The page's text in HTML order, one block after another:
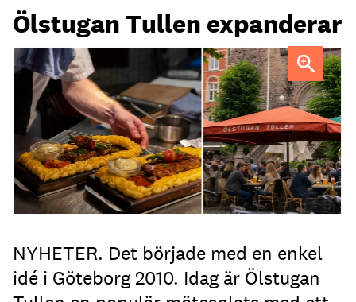
Ölstugan Tullen expanderar
NYHETER. Det började med en enkel
idé i Göteborg 2010. Idag är Ölstugan